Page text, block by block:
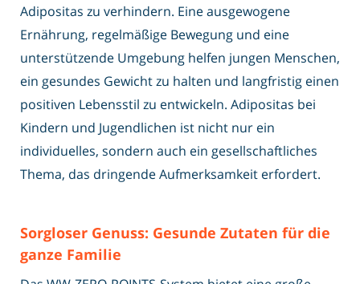
Adipositas zu verhindern. Eine ausgewogene
Ernährung, regelmäßige Bewegung und eine
unterstützende Umgebung helfen jungen Menschen,
ein gesundes Gewicht zu halten und langfristig einen
positiven Lebensstil zu entwickeln. Adipositas bei
Kindern und Jugendlichen ist nicht nur ein
individuelles, sondern auch ein gesellschaftliches
Thema, das dringende Aufmerksamkeit erfordert.
Sorgloser Genuss: Gesunde Zutaten für die
ganze Familie